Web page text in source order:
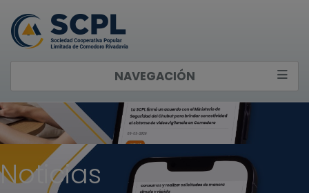
NAVEGACIÓN
Noticias